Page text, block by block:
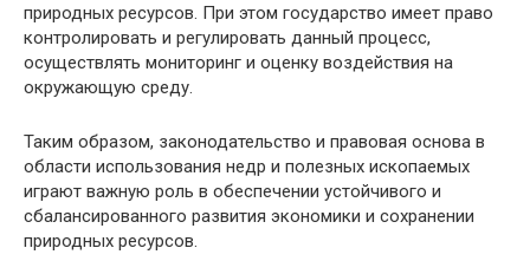
природных ресурсов. При этом государство имеет право
контролировать и регулировать данный процесс,
осуществлять мониторинг и оценку воздействия на
окружающую среду.
Таким образом, законодательство и правовая основа в
области использования недр и полезных ископаемых
играют важную роль в обеспечении устойчивого и
сбалансированного развития экономики и сохранении
природных ресурсов.